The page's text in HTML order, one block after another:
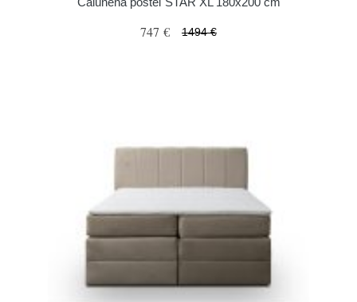
747 € 1494 €